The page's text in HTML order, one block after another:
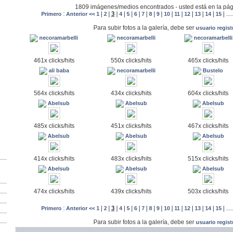
1809 imágenes/medios encontrados - usted está en la
Primero : Anterior << 1| 2| 3| 4| 5| 6| 7| 8| 9| 10| 11| 12| 13| 14| 15| .....
Para subir fotos a la galería, debe ser usuario
necoramarbelli
necoramarbelli necoramarbelli
461x clicks/hits 550x clicks/hits 465x clicks/hits
ali baba necoramarbelli Bustelo
564x clicks/hits 434x clicks/hits 604x clicks/hits
Abelsub Abelsub Abelsub
485x clicks/hits 451x clicks/hits 467x clicks/hits
Abelsub Abelsub Abelsub
414x clicks/hits 483x clicks/hits 515x clicks/hits
Abelsub Abelsub Abelsub
474x clicks/hits 439x clicks/hits 503x clicks/hits
Primero : Anterior << 1| 2| 3| 4| 5| 6| 7| 8| 9| 10| 11| 12| 13| 14| 15| .....
Para subir fotos a la galería, debe ser usuario